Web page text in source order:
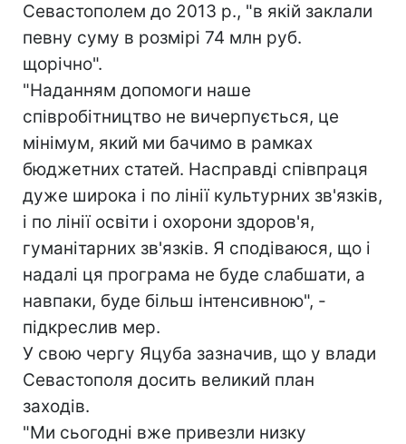
Севастополем до 2013 р., "в якій заклали
певну суму в розмірі 74 млн руб.
щорічно".
"Наданням допомоги наше
співробітництво не вичерпується, це
мінімум, який ми бачимо в рамках
бюджетних статей. Насправді співпраця
дуже широка і по лінії культурних зв'язків,
і по лінії освіти і охорони здоров'я,
гуманітарних зв'язків. Я сподіваюся, що і
надалі ця програма не буде слабшати, а
навпаки, буде більш інтенсивною", -
підкреслив мер.
У свою чергу Яцуба зазначив, що у влади
Севастополя досить великий план
заходів.
"Ми сьогодні вже привезли низку